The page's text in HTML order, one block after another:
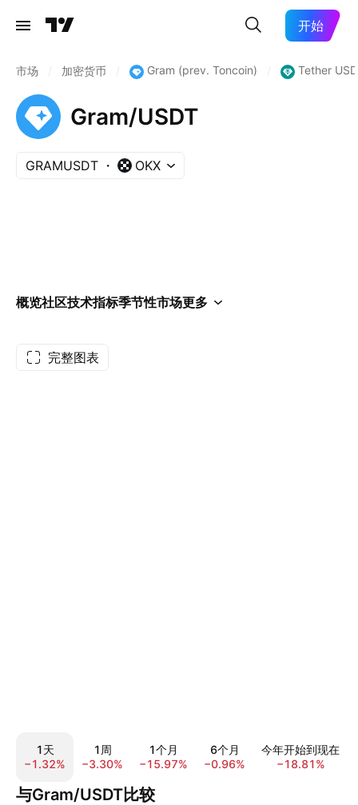
开始
市场 加密货币 Gram (prev. Toncoin) Tether
Gram/USDT
GRAMUSDT OKX
概览社区技术指标季节性市场更多
完整图表
1天
−1.32%
1周
−3.30%
1个月
−15.97%
6个月
−0.96%
今年开始到现在
−18.81%
与Gram/USDT比较